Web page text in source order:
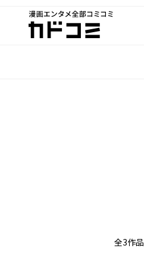
漫画エンタメ全部コミコミ
カドコミ
全3作品